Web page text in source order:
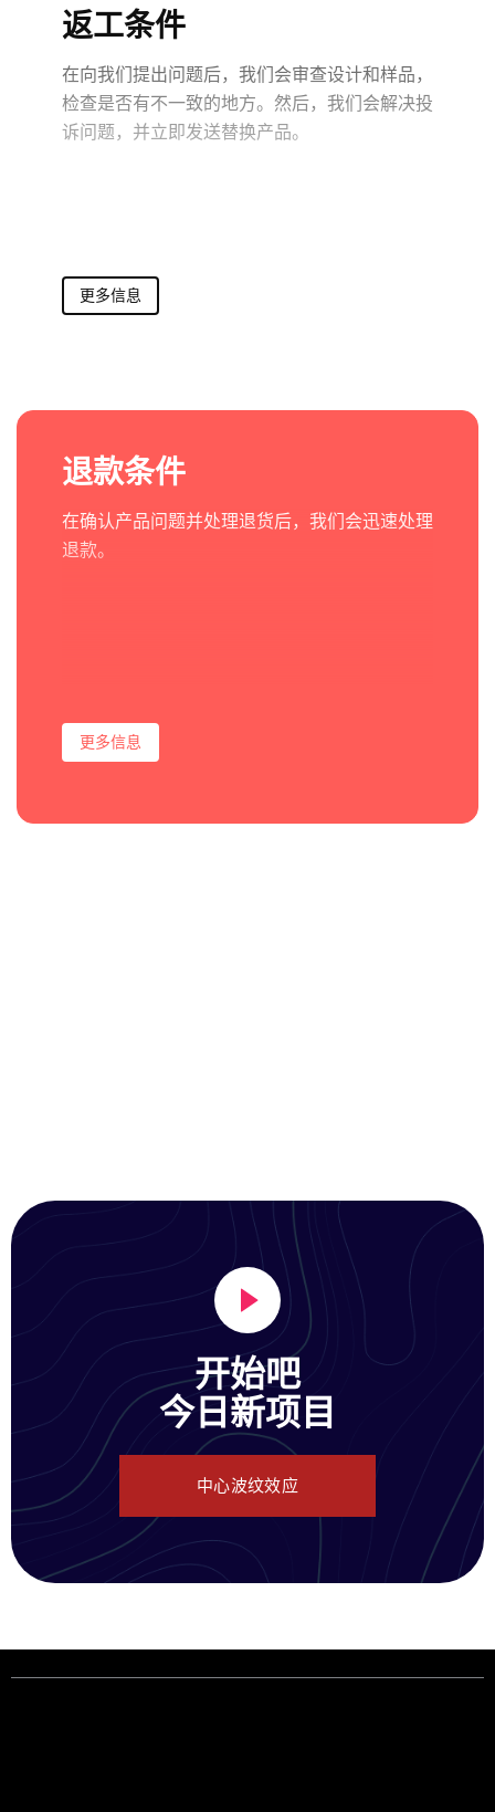
返工条件
在向我们提出问题后，我们会审查设计和样品，
检查是否有不一致的地方。然后，我们会解决投
诉问题，并立即发送替换产品。
更多信息
退款条件
在确认产品问题并处理退货后，我们会迅速处理
退款。
更多信息
开始吧
今日新项目
中心波纹效应